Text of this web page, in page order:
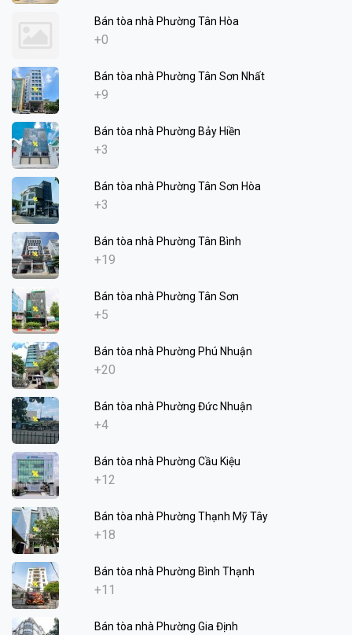
Bán tòa nhà Phường Tân Hòa
+0
Bán tòa nhà Phường Tân Sơn Nhất
+9
Bán tòa nhà Phường Bảy Hiền
+3
Bán tòa nhà Phường Tân Sơn Hòa
+3
Bán tòa nhà Phường Tân Bình
+19
Bán tòa nhà Phường Tân Sơn
+5
Bán tòa nhà Phường Phú Nhuận
+20
Bán tòa nhà Phường Đức Nhuận
+4
Bán tòa nhà Phường Cầu Kiệu
+12
Bán tòa nhà Phường Thạnh Mỹ Tây
+18
Bán tòa nhà Phường Bình Thạnh
+11
Bán tòa nhà Phường Gia Định